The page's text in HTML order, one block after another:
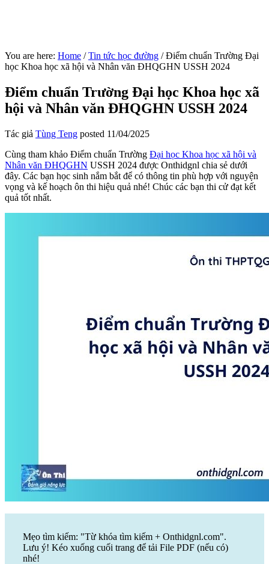
You are here: Home / Tin tức học đường /Điểm chuẩn Trường Đại
học Khoa học xã hội và Nhân văn ĐHQGHN USSH 2024
Điểm chuẩn Trường Đại học Khoa học xã
hội và Nhân văn ĐHQGHN USSH 2024
Tác giả Tùng Teng posted 11/04/2025
Cùng tham khảo Điểm chuẩn Trường Đại học Khoa học xã hội và
Nhân văn ĐHQGHN USSH 2024 được Onthidgnl chia sẻ dưới
đây. Các bạn học sinh nắm bắt để có thông tin phù hợp với nguyện
vọng và kế hoạch ôn thi hiệu quả nhé! Chúc các bạn thi cử đạt kết
quả tốt nhất.
Mẹo tìm kiếm: "Từ khóa tìm kiếm + Onthidgnl.com".
Lưu ý! Kéo xuống cuối trang để tải File PDF (nếu có)
nhé!